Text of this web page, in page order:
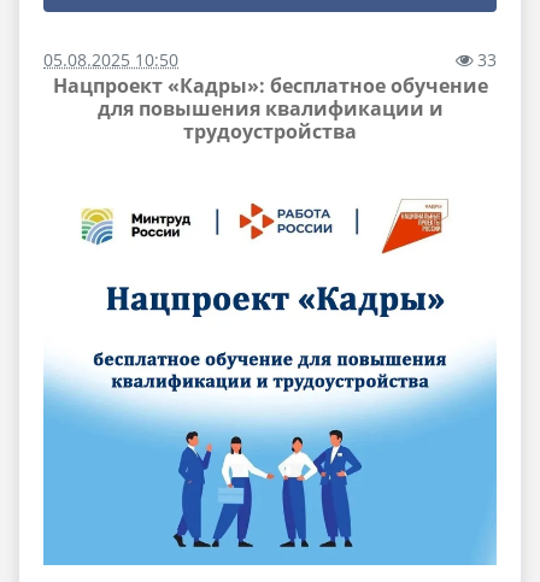
05.08.2025 10:50 33
Нацпроект «Кадры»: бесплатное обучение
для повышения квалификации и
трудоустройства